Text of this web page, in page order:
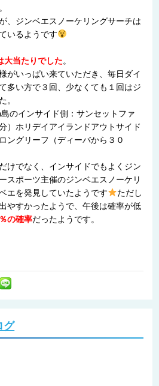
、ジンベエスノーケリングサーチは
いるようです
大当たりでした 。
がいっぱい来ていただき、毎日ダイ
多い方で３回、少なくても１回はジ
。
のインサイド側：サンセットファ
）ホリデイアイランドアウトサイド
ングリーフ（ディーバから３０
けでなく、インサイドでもよくジン
スポーツ主催のジンベエスノーケリ
エを発見していたようです
ただし
やすかったようで、午後は確率が低
の確率だったようです。
グ